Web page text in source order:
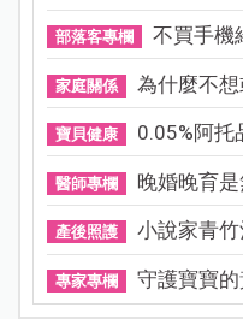
部落客專欄 不買手機
家庭關係 為什麼不
寶貝健康 0.05%阿托
醫師專欄 晚婚晚育
產後照護 小說家青
專家專欄 守護寶寶